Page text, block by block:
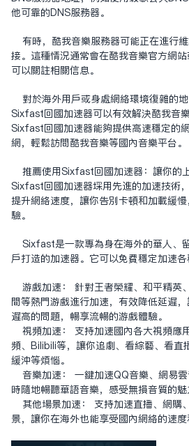
他可靠的DNS服务器。
有时，酷我音乐服务器可能正在进行
接。这种情况通常会在酷我音乐官方网站
可以关注相关信息。
对于海外用户或身处网络环境复杂的
Sixfast回国加速器可以有效解决酷我音
Sixfast回国加速器能够提供高速稳定的
网，轻松访问酷我音乐等国内音乐平台。
推荐使用Sixfast回国加速器：让你的
Sixfast回国加速器采用先进的加速技术
提升网络速度，让你告别卡顿和加载缓
验。
Sixfast是一款专为身在海外的华人、
户打造的加速器。它可以免费稳定加速各
游戏加速： 针对王者荣耀、和平精英
间等热门游戏进行加速，有效降低延迟
迟高的问题，畅享流畅的游戏体验。
视频加速： 支持加速国内各大视频应
频、Bilibili等，让你追剧、看综艺、看直
缓冲等烦恼。
音乐加速： 一键加速QQ音乐、网易
时随地畅听华语音乐，感受无损音质的魅
其他场景加速： 支持加速直播、网购
景，让你在海外也能享受国内网络的速度